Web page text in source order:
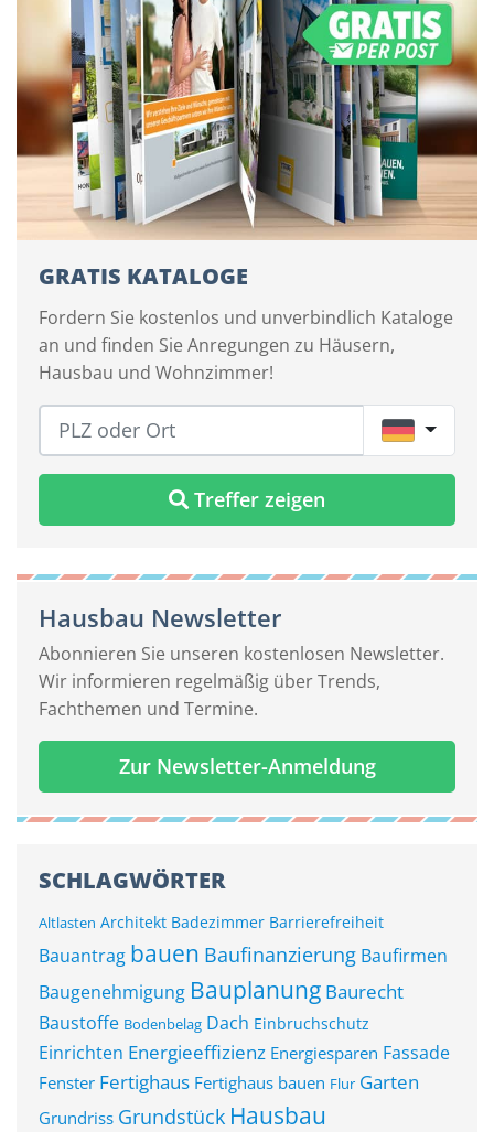
GRATIS KATALOGE
Fordern Sie kostenlos und unverbindlich Kataloge
an und finden Sie Anregungen zu Häusern,
Hausbau und Wohnzimmer!
DE
Treffer zeigen
Hausbau Newsletter
Abonnieren Sie unseren kostenlosen Newsletter.
Wir informieren regelmäßig über Trends,
Fachthemen und Termine.
Zur Newsletter-Anmeldung
SCHLAGWÖRTER
Altlasten Architekt Badezimmer Barrierefreiheit
Bauantrag bauen Baufinanzierung Baufirmen
Baugenehmigung Bauplanung Baurecht
Baustoffe Bodenbelag Dach Einbruchschutz
Einrichten Energieeffizienz Energiesparen Fassade
Fenster Fertighaus Fertighaus bauen Flur Garten
Grundriss Grundstück Hausbau